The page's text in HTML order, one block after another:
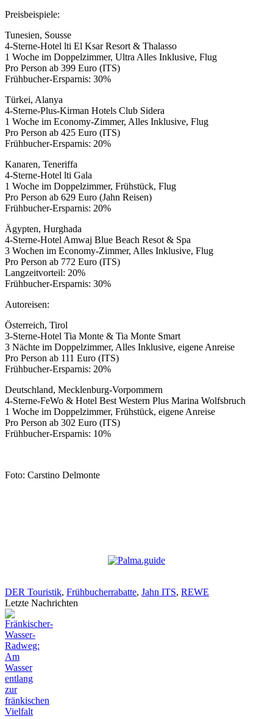
Preisbeispiele:
Tunesien, Sousse
4-Sterne-Hotel lti El Ksar Resort & Thalasso
1 Woche im Doppelzimmer, Ultra Alles Inklusive, Flug
Pro Person ab 399 Euro (ITS)
Frühbucher-Ersparnis: 30%
Türkei, Alanya
4-Sterne-Plus-Kirman Hotels Club Sidera
1 Woche im Economy-Zimmer, Alles Inklusive, Flug
Pro Person ab 425 Euro (ITS)
Frühbucher-Ersparnis: 20%
Kanaren, Teneriffa
4-Sterne-Hotel lti Gala
1 Woche im Doppelzimmer, Frühstück, Flug
Pro Person ab 629 Euro (Jahn Reisen)
Frühbucher-Ersparnis: 20%
Ägypten, Hurghada
4-Sterne-Hotel Amwaj Blue Beach Resot & Spa
3 Wochen im Economy-Zimmer, Alles Inklusive, Flug
Pro Person ab 772 Euro (ITS)
Langzeitvorteil: 20%
Frühbucher-Ersparnis: 30%
Autoreisen:
Österreich, Tirol
3-Sterne-Hotel Tia Monte & Tia Monte Smart
3 Nächte im Doppelzimmer, Alles Inklusive, eigene Anreise
Pro Person ab 111 Euro (ITS)
Frühbucher-Ersparnis: 20%
Deutschland, Mecklenburg-Vorpommern
4-Sterne-FeWo & Hotel Best Western Plus Marina Wolfsbruch
1 Woche im Doppelzimmer, Frühstück, eigene Anreise
Pro Person ab 302 Euro (ITS)
Frühbucher-Ersparnis: 10%
Foto: Carstino Delmonte
DER Touristik, Frühbucherrabatte, Jahn ITS, REWE
Letzte Nachrichten